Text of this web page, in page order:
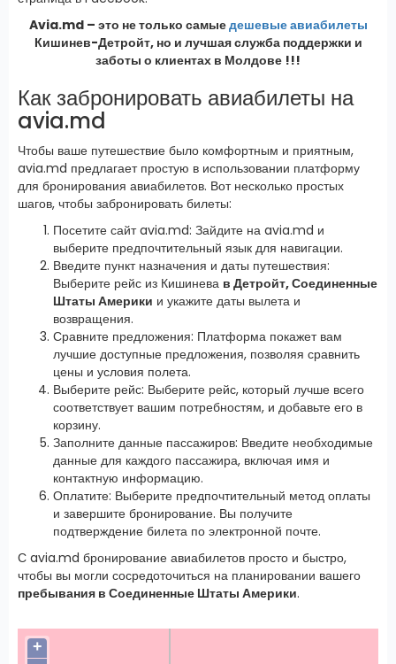
Avia.md – это не только самыедешевые авиабилеты
Кишинев-Детройт, но и лучшая служба поддержки и
заботы о клиентах в Молдове !!!
Как забронировать авиабилеты на
avia.md
Чтобы ваше путешествие было комфортным и приятным,
avia.md предлагает простую в использовании платформу
для бронирования авиабилетов. Вот несколько простых
шагов, чтобы забронировать билеты:
Посетите сайт avia.md: Зайдите на avia.md и
выберите предпочтительный язык для навигации.
Введите пункт назначения и даты путешествия:
Выберите рейс из Кишинева в Детройт, Соединенные
Штаты Америки и укажите даты вылета и
возвращения.
Сравните предложения: Платформа покажет вам
лучшие доступные предложения, позволяя сравнить
цены и условия полета.
Выберите рейс: Выберите рейс, который лучше всего
соответствует вашим потребностям, и добавьте его в
корзину.
Заполните данные пассажиров: Введите необходимые
данные для каждого пассажира, включая имя и
контактную информацию.
Оплатите: Выберите предпочтительный метод оплаты
и завершите бронирование. Вы получите
подтверждение билета по электронной почте.
С avia.md бронирование авиабилетов просто и быстро,
чтобы вы могли сосредоточиться на планировании вашего
пребывания в Соединенные Штаты Америки.
+